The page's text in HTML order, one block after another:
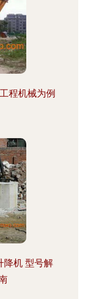
程机械为例
降机 型号解